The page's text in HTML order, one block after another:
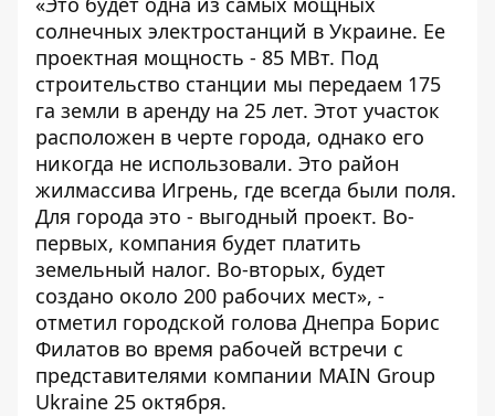
солнечных электростанций в Украине. Ее
проектная мощность - 85 МВт. Под
строительство станции мы передаем 175
га земли в аренду на 25 лет. Этот участок
расположен в черте города, однако его
никогда не использовали. Это район
жилмассива Игрень, где всегда были поля.
Для города это - выгодный проект. Во-
первых, компания будет платить
земельный налог. Во-вторых, будет
создано около 200 рабочих мест», -
отметил городской голова Днепра Борис
Филатов во время рабочей встречи с
представителями компании MAIN Group
Ukraine 25 октября.